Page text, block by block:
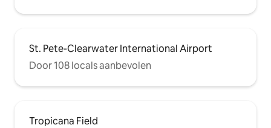
St. Pete-Clearwater International Airport
Door 108 locals aanbevolen
Tropicana Field